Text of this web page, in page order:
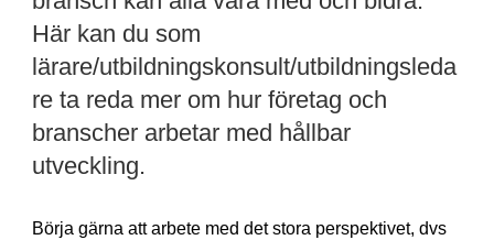
Här kan du som
lärare/utbildningskonsult/utbildningsleda
re ta reda mer om hur företag och
branscher arbetar med hållbar
utveckling.
Börja gärna att arbete med det stora perspektivet, dvs